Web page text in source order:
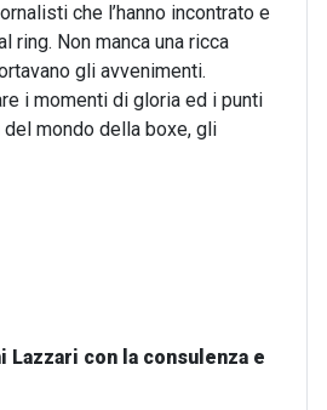
che l’hanno incontrato e
Non manca una ricca
gli avvenimenti.
i momenti di gloria ed i punti
mondo della boxe, gli
con la consulenza e